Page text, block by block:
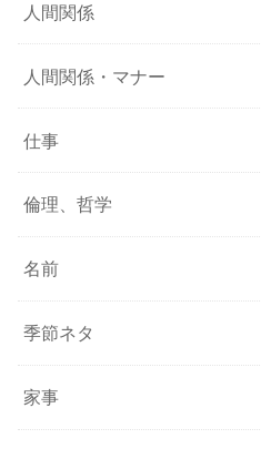
人間関係
人間関係・マナー
仕事
倫理、哲学
名前
季節ネタ
家事